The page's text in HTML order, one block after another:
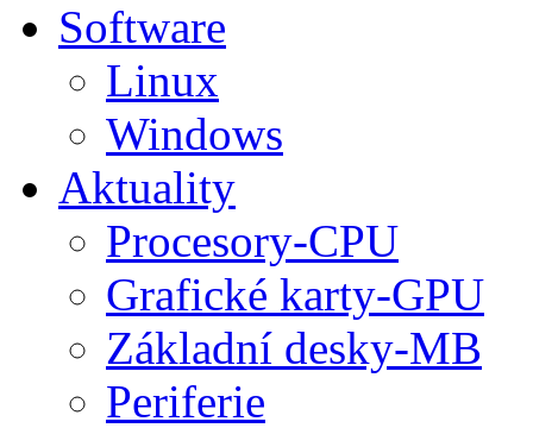
Software
Linux
Windows
Aktuality
Procesory-CPU
Grafické karty-GPU
Základní desky-MB
Periferie